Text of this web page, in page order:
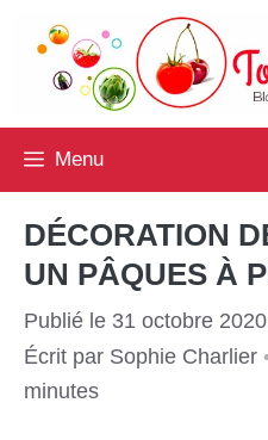
contenu
Menu
DÉCORATION
UN PÂQUES À
Publié le 31 octobre
Écrit par Sophie Charlier
minutes